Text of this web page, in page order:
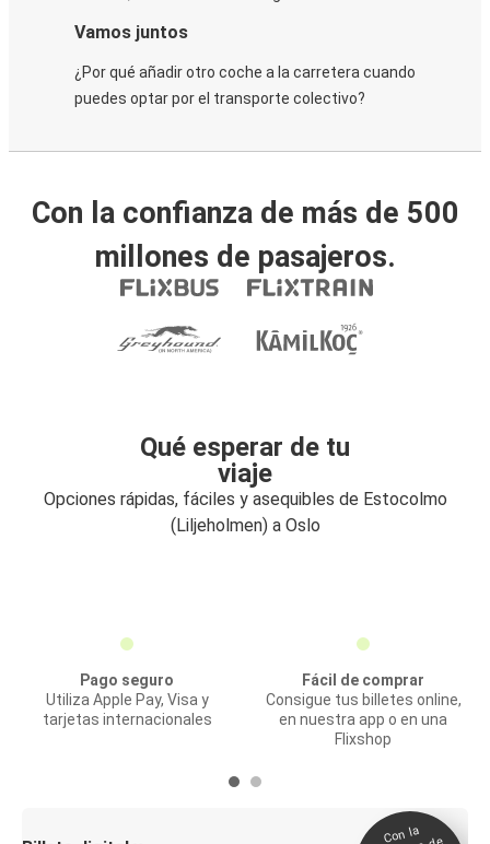
Vamos juntos
¿Por qué añadir otro coche a la carretera cuando
puedes optar por el transporte colectivo?
Con la confianza de más de 500
millones de pasajeros.
Qué esperar de tu
viaje
Opciones rápidas, fáciles y asequibles de Estocolmo
(Liljeholmen) a Oslo
Pago seguro
Utiliza Apple Pay, Visa y
tarjetas internacionales
Fácil de comprar
Consigue tus billetes online,
en nuestra app o en una
Flixshop
Con la